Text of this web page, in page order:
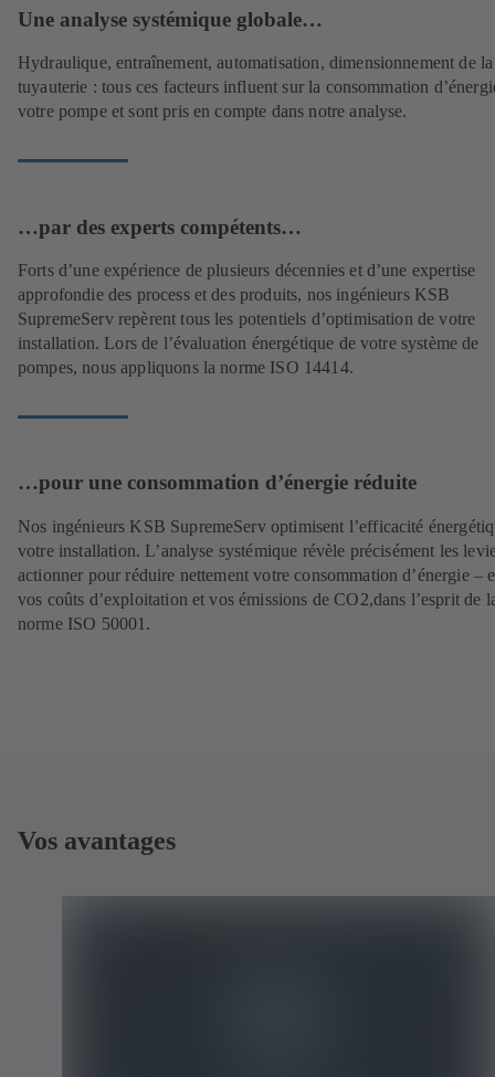
Une analyse systémique globale…
Hydraulique, entraînement, automatisation, dimensionnement de la
tuyauterie : tous ces facteurs influent sur la consommation
votre pompe et sont pris en compte dans notre analyse.
…par des experts compétents…
Forts d’une expérience de plusieurs décennies et d’une expertise
approfondie des process et des produits, nos ingénieurs KSB
SupremeServ repèrent tous les potentiels d’optimisation de votre
installation. Lors de l’évaluation énergétique de votre système de
pompes, nous appliquons la norme ISO 14414.
…pour une consommation d’énergie réduite
Nos ingénieurs KSB SupremeServ optimisent l’efficacité
votre installation. L’analyse systémique révèle précisément les
actionner pour réduire nettement votre consommation d’énergie –
vos coûts d’exploitation et vos émissions de CO2,dans l’esprit de
norme ISO 50001.
Vos avantages